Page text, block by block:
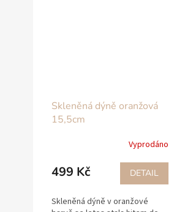
Skleněná dýně oranžová
15,5cm
Vyprodáno
499 Kč DETAIL
Skleněná dýně v oranžové